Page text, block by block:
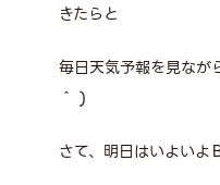
きたらと
毎日天気予報を見な
＾ )
さて、明日はいよいよ